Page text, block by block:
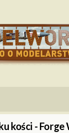
kości - Forge